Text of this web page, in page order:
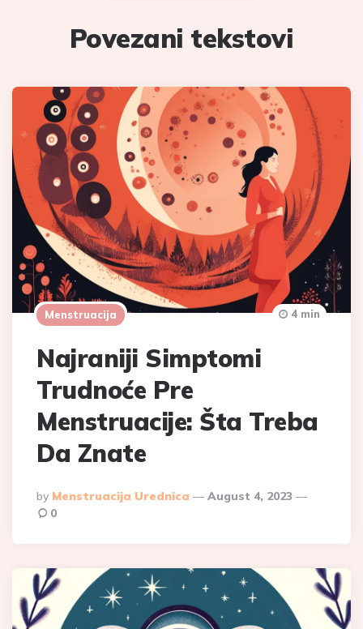
Povezani tekstovi
Menstruacija
Najraniji Simptomi
Trudnoće Pre
Menstruacije: Šta Treba
Da Znate
Posted
By
By Menstruacija Urednica August 4, 2023
4 min
0